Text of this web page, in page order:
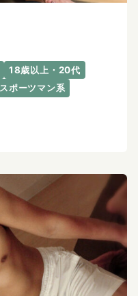
18歳以上・20代
スポーツマン系